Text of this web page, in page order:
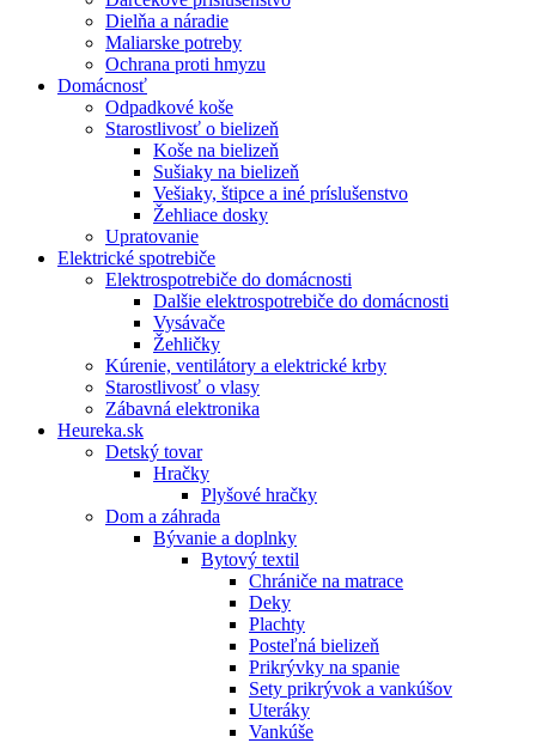
Dielňa a náradie
Maliarske potreby
Ochrana proti hmyzu
Domácnosť
Odpadkové koše
Starostlivosť o bielizeň
Koše na bielizeň
Sušiaky na bielizeň
Vešiaky, štipce a iné príslušenstvo
Žehliace dosky
Upratovanie
Elektrické spotrebiče
Elektrospotrebiče do domácnosti
Dalšie elektrospotrebiče do domácnosti
Vysávače
Žehličky
Kúrenie, ventilátory a elektrické krby
Starostlivosť o vlasy
Zábavná elektronika
Heureka.sk
Detský tovar
Hračky
Plyšové hračky
Dom a záhrada
Bývanie a doplnky
Bytový textil
Chrániče na matrace
Deky
Plachty
Posteľná bielizeň
Prikrývky na spanie
Sety prikrývok a vankúšov
Uteráky
Vankúše